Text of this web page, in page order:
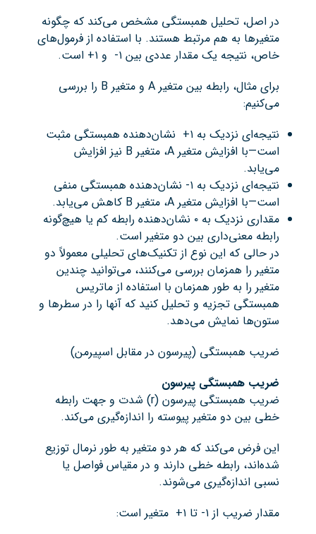
در اصل، تحلیل همبستگی مشخص می‌کند که چگونه
متغیرها به هم مرتبط هستند. با استفاده از فرمول‌های
خاص، نتیجه یک مقدار عددی بین ۱- و ۱+ است.
برای مثال، رابطه بین متغیر A و متغیر B را بررسی
می‌کنیم:
نتیجه‌ای نزدیک به ۱+ نشان‌دهنده همبستگی مثبت
است—با افزایش متغیر A، متغیر B نیز افزایش
می‌یابد.
نتیجه‌ای نزدیک به ۱- نشان‌دهنده همبستگی منفی
است—با افزایش متغیر A، متغیر B کاهش می‌یابد.
مقداری نزدیک به ۰ نشان‌دهنده رابطه کم یا هیچ‌گونه
رابطه معنی‌داری بین دو متغیر است.
در حالی که این نوع از تکنیک‌های تحلیلی معمولاً دو
متغیر را همزمان بررسی می‌کنند، می‌توانید چندین
متغیر را به طور همزمان با استفاده از ماتریس
همبستگی تجزیه و تحلیل کنید که آنها را در سطرها و
ستون‌ها نمایش می‌دهد.
ضریب همبستگی (پیرسون در مقابل اسپیرمن)
ضریب همبستگی پیرسون
ضریب همبستگی پیرسون (r) شدت و جهت رابطه
خطی بین دو متغیر پیوسته را اندازه‌گیری می‌کند.
این فرض می‌کند که هر دو متغیر به طور نرمال توزیع
شده‌اند، رابطه خطی دارند و در مقیاس فواصل یا
نسبی اندازه‌گیری می‌شوند.
مقدار ضریب از ۱- تا ۱+ متغیر است: